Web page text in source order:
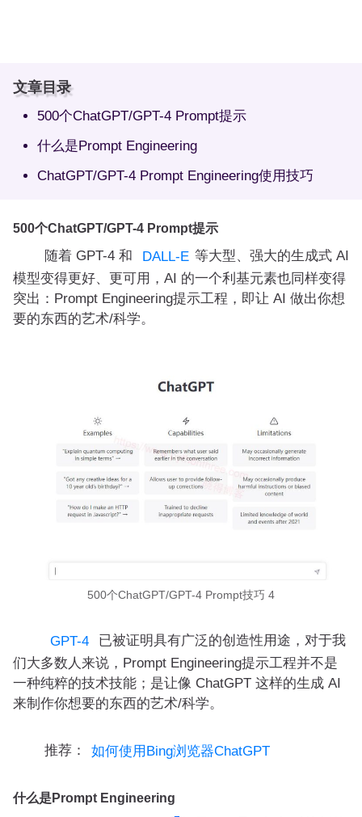
文章目录
500个ChatGPT/GPT-4 Prompt提示
什么是Prompt Engineering
ChatGPT/GPT-4 Prompt Engineering使用技巧
500个ChatGPT/GPT-4 Prompt提示
随着 GPT-4 和 DALL-E 等大型、强大的生成式 AI
模型变得更好、更可用，AI 的一个利基元素也同样变得
突出：Prompt Engineering提示工程，即让 AI 做出你想
要的东西的艺术/科学。
500个ChatGPT/GPT-4 Prompt技巧 4
GPT-4
已被证明具有广泛的创造性用途，对于我
们大多数人来说，Prompt Engineering提示工程并不是
一种纯粹的技术技能；是让像 ChatGPT 这样的生成 AI
来制作你想要的东西的艺术/科学。
推荐： 如何使用Bing浏览器ChatGPT
什么是Prompt Engineering